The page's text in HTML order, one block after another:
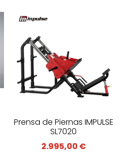
Prensa de Piernas IMPULSE
SL7020
2.995,00 €